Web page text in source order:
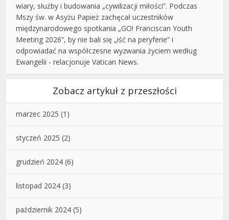
wiary, służby i budowania „cywilizacji miłości”. Podczas
Mszy św. w Asyżu Papież zachęcał uczestników
międzynarodowego spotkania „GO! Franciscan Youth
Meeting 2026”, by nie bali się „iść na peryferie” i
odpowiadać na współczesne wyzwania życiem według
Ewangelii - relacjonuje Vatican News.
Zobacz artykuł z przeszłości
marzec 2025 (1)
styczeń 2025 (2)
grudzień 2024 (6)
listopad 2024 (3)
październik 2024 (5)